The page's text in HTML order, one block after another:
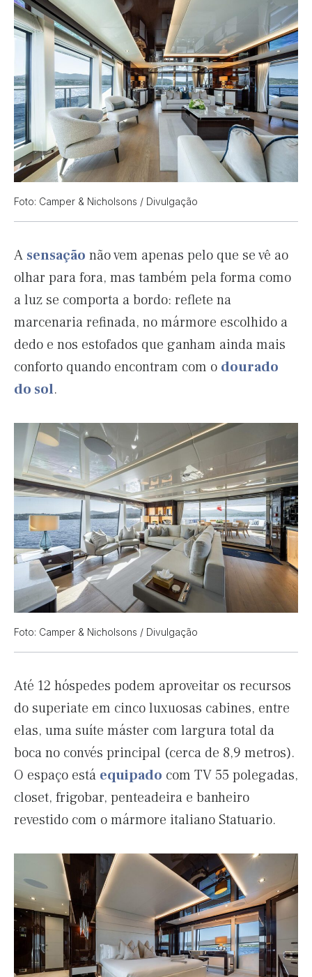
Foto: Camper & Nicholsons / Divulgação
A sensação não vem apenas pelo que se vê ao
olhar para fora, mas também pela forma como
a luz se comporta a bordo: reflete na
marcenaria refinada, no mármore escolhido a
dedo e nos estofados que ganham ainda mais
conforto quando encontram com o dourado
do sol.
Foto: Camper & Nicholsons / Divulgação
Até 12 hóspedes podem aproveitar os recursos
do superiate em cinco luxuosas cabines, entre
elas, uma suíte máster com largura total da
boca no convés principal (cerca de 8,9 metros).
O espaço está equipado com TV 55 polegadas,
closet, frigobar, penteadeira e banheiro
revestido com o mármore italiano Statuario.